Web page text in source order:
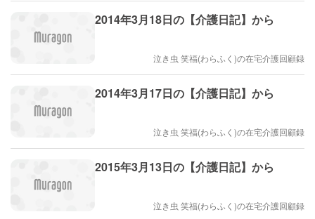
2014年3月18日の【介護日記】から
泣き虫 笑福(わらふく)の在宅介護回顧録
2014年3月17日の【介護日記】から
泣き虫 笑福(わらふく)の在宅介護回顧録
2015年3月13日の【介護日記】から
泣き虫 笑福(わらふく)の在宅介護回顧録